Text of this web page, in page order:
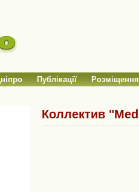
Публікації Розміщення
Коллектив